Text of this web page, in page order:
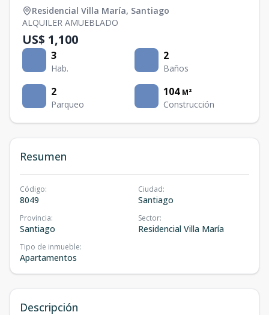
Residencial Villa María, Santiago
ALQUILER AMUEBLADO
US$ 1,100
3
Hab.
2
Baños
2
Parqueo
104 M²
Construcción
Resumen
Código:
8049
Ciudad:
Santiago
Provincia:
Santiago
Sector:
Residencial Villa María
Tipo de inmueble:
Apartamentos
Descripción